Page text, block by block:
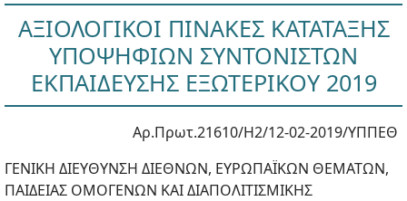
ΑΞΙΟΛΟΓΙΚΟΙ ΠΙΝΑΚΕΣ ΚΑΤΑΤΑΞΗΣ
ΥΠΟΨΗΦΙΩΝ ΣΥΝΤΟΝΙΣΤΩΝ
ΕΚΠΑΙΔΕΥΣΗΣ ΕΞΩΤΕΡΙΚΟΥ 2019
Αρ.Πρωτ.21610/Η2/12-02-2019/ΥΠΠΕΘ
ΓΕΝΙΚΗ ΔΙΕΥΘΥΝΣΗ ΔΙΕΘΝΩΝ, ΕΥΡΩΠΑΪΚΩΝ ΘΕΜΑΤΩΝ,
ΠΑΙΔΕΙΑΣ ΟΜΟΓΕΝΩΝ ΚΑΙ ΔΙΑΠΟΛΙΤΙΣΜΙΚΗΣ